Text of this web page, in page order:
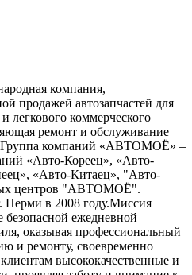
компания,
продажей автозапчастей для
легкового коммерческого
ремонт и обслуживание
компаний «АВТОМОЁ» –
«Авто-Кореец», «Авто-
«Авто-Китаец», "Авто-
центров "АВТОМОЁ".
Перми в 2008 году.Миссия
ежедневной
оказывая профессиональный
и ремонту, своевременно
высококачественные и